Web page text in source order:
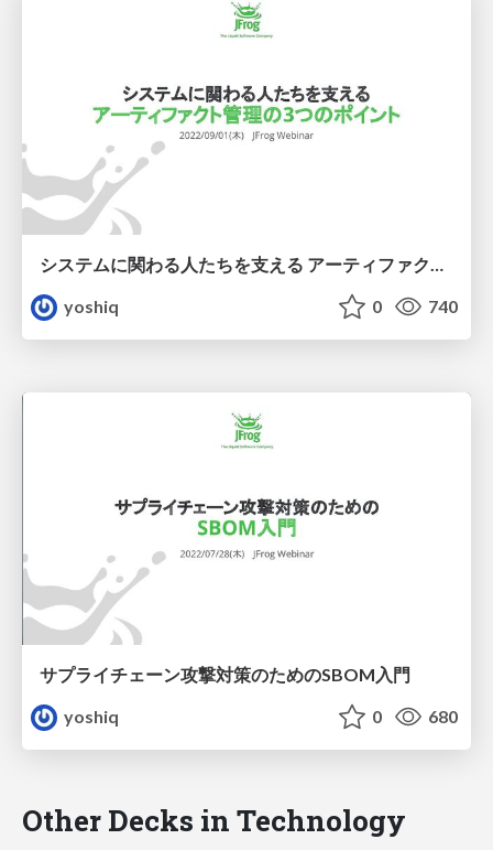
yoshiq
0 740
サプライチェーン攻撃対策のためのSBOM入門
yoshiq
0 680
Other Decks in Technology